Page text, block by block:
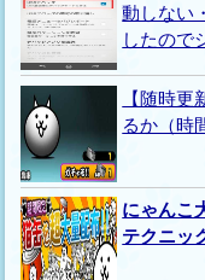
動しない
したので
【随時
るか（時
にゃんこ
テクニッ